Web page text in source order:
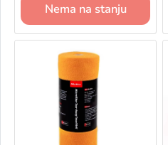
Nema na stanju